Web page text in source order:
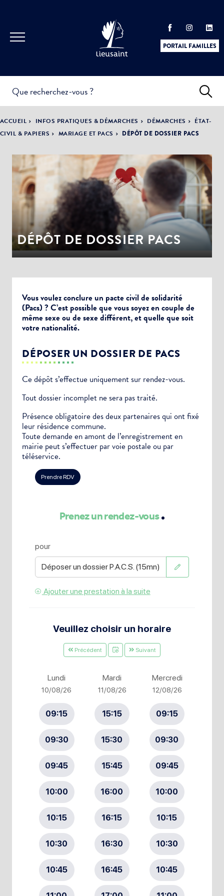
PORTAIL FAMILLES
PRATIQUES &
DÉMARCHES
ACTUALITÉS &
ÉVÈNEMENTS
LA VILLE
DÉMOCRATIE
PARTICIPATIVE
ACCUEIL INFOS PRATIQUES & DÉMARCHES DÉMARCHES
ÉTAT-
CIVIL & PAPIERS
MARIAGE ET PACS DÉPÔT DE DOSSIER PACS
DÉPÔT DE DOSSIER PACS
Vous voulez conclure un pacte civil de solidarité
(Pacs) ? C’est possible que vous soyez en couple de
même sexe ou de sexe différent, et quelle que soit
votre nationalité.
DÉPOSER UN DOSSIER DE PACS
Ce dépôt s’effectue uniquement sur rendez-vous.
Tout dossier incomplet ne sera pas traité.
Présence obligatoire des deux partenaires qui ont fixé
leur résidence commune.
Toute demande en amont de l’enregistrement en
mairie peut s’effectuer par voie postale ou par
téléservice.